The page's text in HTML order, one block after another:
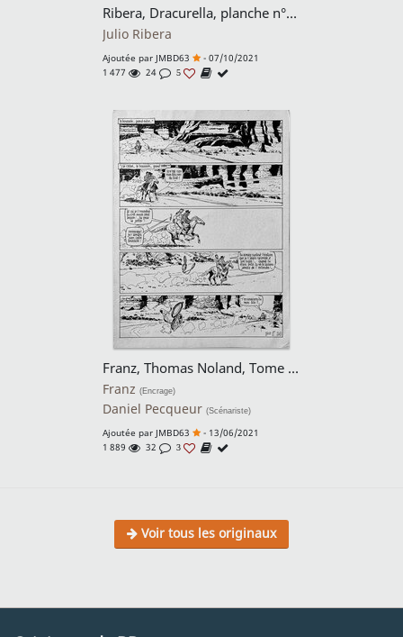
Ribera, Dracurella, planche n°4, 1973.
Julio Ribera
Ajoutée par JMBD63
- 07/10/2021
1 477
24 5
Franz, Thomas Noland, Tome 4, Les naufragés de la jungle, planche n°47, 1988.
Franz (Encrage)
Daniel Pecqueur (Scénariste)
Ajoutée par JMBD63
- 13/06/2021
1 889
32 3
Voir tous les originaux